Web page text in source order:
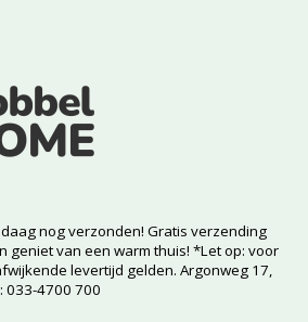
nog verzonden! Gratis verzending
geniet van een warm thuis! *Let op: voor
levertijd gelden. Argonweg 17,
033-4700 700